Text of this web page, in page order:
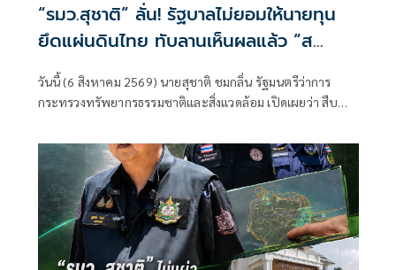
“รมว.สุชาติ” ลั่น! รัฐบาลไม่ยอมให้นายทุน
ยึดแผ่นดินไทย ทับลานเห็นผลแล้ว “ส
ตาร์เวลล์ การ์เด้นโฮม” รื้อเองคืบ 40%
เตือนผู้ฝ่าฝืนเจอมาตรการทางกฎหมาย
วันนี้ (6 สิงหาคม 2569) นายสุชาติ ชมกลิ่น รัฐมนตรีว่าการ
กระทรวงทรัพยากรธรรมชาติและสิ่งแวดล้อม เปิดเผยว่า สืบ
นครราชสีมา